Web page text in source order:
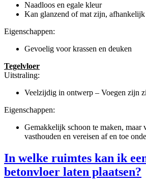
Naadloos en egale kleur
Kan glanzend of mat zijn,
Eigenschappen:
Gevoelig voor krassen en deuken
Tegelvloer
Uitstraling:
Veelzijdig in ontwerp – Voegen zijn
Eigenschappen:
Gemakkelijk schoon te maken, maar
vasthouden en vereisen af en toe
In welke ruimtes kan ik
betonvloer laten plaatsen?